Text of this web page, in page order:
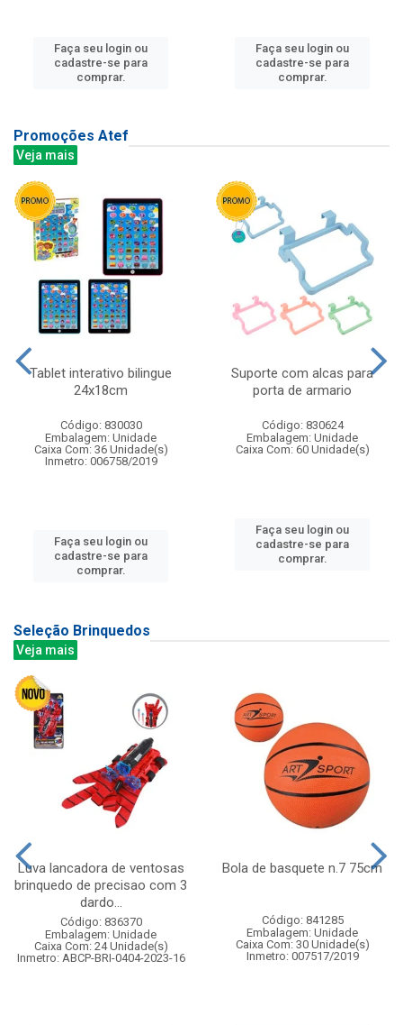
Faça seu login ou
cadastre-se para
comprar.
Faça seu login ou
cadastre-se para
comprar.
Promoções Atef
Veja mais
Tablet interativo bilingue
24x18cm
Código: 830030
Embalagem: Unidade
Caixa Com: 36 Unidade(s)
Inmetro: 006758/2019
Faça seu login ou
cadastre-se para
comprar.
Suporte com alcas para
porta de armario
Código: 830624
Embalagem: Unidade
Caixa Com: 60 Unidade(s)
Faça seu login ou
cadastre-se para
comprar.
Seleção Brinquedos
Veja mais
Luva lancadora de ventosas
brinquedo de precisao com 3
dardo...
Código: 836370
Embalagem: Unidade
Caixa Com: 24 Unidade(s)
Inmetro: ABCP-BRI-0404-2023-16
Bola de basquete n.7 75cm
Código: 841285
Embalagem: Unidade
Caixa Com: 30 Unidade(s)
Inmetro: 007517/2019